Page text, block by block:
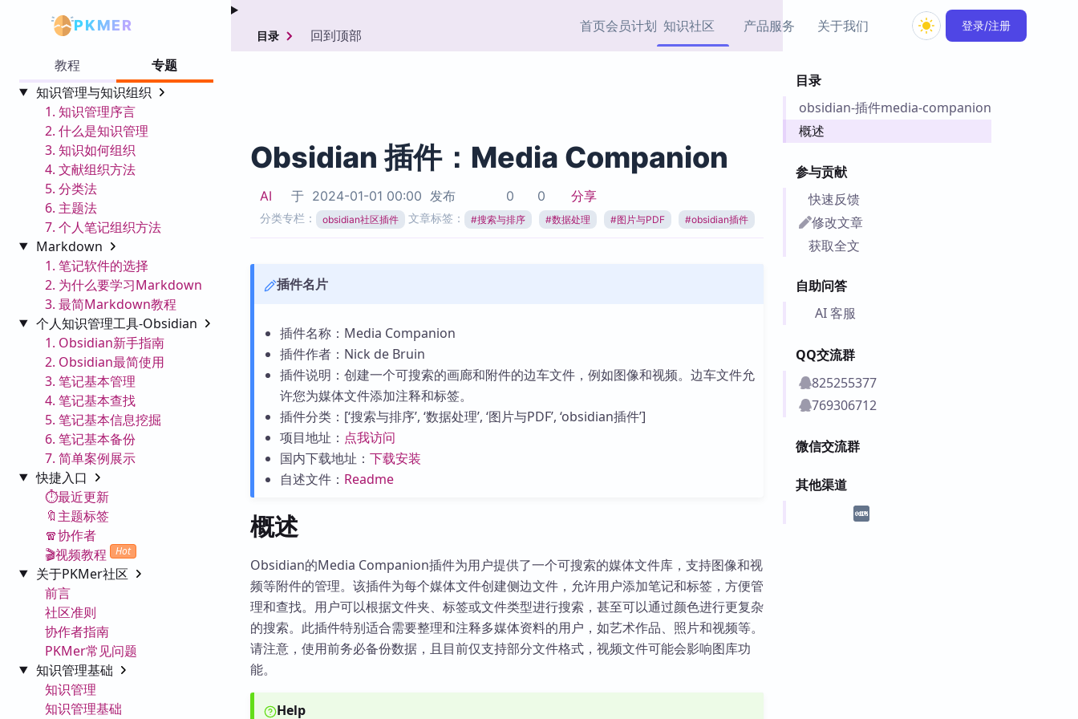
PKMER 首页会员计划 知识社区
协作者
热门链接 Top5
产品服务
载
加速访问 Obsidian 官方
市场
Obsidian 思维导图插件
插件
Zettelkasten 实践示例
库
Obsidian 教程
关于我们 登录/注册
教程
专题
知识管理与知识组织
1. 知识管理序言
2. 什么是知识管理
3. 知识如何组织
4. 文献组织方法
5. 分类法
6. 主题法
7. 个人笔记组织方法
Markdown
1. 笔记软件的选择
2. 为什么要学习Markdown
3. 最简Markdown教程
个人知识管理工具-Obsidian
1. Obsidian新手指南
2. Obsidian最简使用
3. 笔记基本管理
4. 笔记基本查找
5. 笔记基本信息挖掘
6. 笔记基本备份
7. 简单案例展示
快捷入口
⏱️最近更新
🔖主题标签
🧣协作者
🎬视频教程
Hot
关于PKMer社区
前言
社区准则
协作者指南
PKMer常见问题
知识管理基础
知识管理
知识管理基础
目录
obsidian-插件media-companion
概述
参与贡献
快速反馈
修改文章
获取全文
自助问答
AI 客服
QQ交流群
825255377
769306712
微信交流群
其他渠道
目录 回到顶部
Obsidian 插件：Media Companion
AI 于 2024-01-01 00:00 发布 0 0 分享
分类专栏： obsidian社区插件 文章标签： #搜索与排序 #数据处理 #图片与PDF #obsidian插件
插件名片
插件名称：Media Companion
插件作者：Nick de Bruin
插件说明：创建一个可搜索的画廊和附件的边车文件，例如图像和视频。边车文件允
许您为媒体文件添加注释和标签。
插件分类：[‘搜索与排序’, ‘数据处理’, ‘图片与PDF’, ‘obsidian插件’]
项目地址： 点我访问
国内下载地址： 下载安装
自述文件： Readme
概述
Obsidian的Media Companion插件为用户提供了一个可搜索的媒体文件库，支持图像和视
频等附件的管理。该插件为每个媒体文件创建侧边文件，允许用户添加笔记和标签，方便管
理和查找。用户可以根据文件夹、标签或文件类型进行搜索，甚至可以通过颜色进行更复杂
的搜索。此插件特别适合需要整理和注释多媒体资料的用户，如艺术作品、照片和视频等。
请注意，使用前务必备份数据，且目前仅支持部分文件格式，视频文件可能会影响图库功
能。
Help